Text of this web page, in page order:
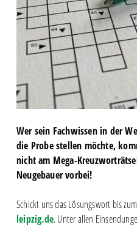
Wer sein Fachwissen in der
die Probe stellen möchte,
nicht am Mega-
Neugebauer vorbei!
Schickt uns das Lösungswort bis
leipzig.de. Unter allen